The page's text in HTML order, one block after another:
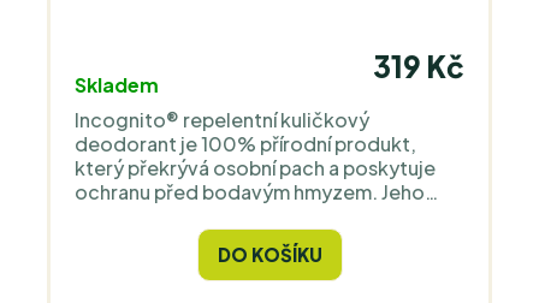
Skladem
319 Kč
Incognito® repelentní kuličkový
deodorant je 100% přírodní produkt,
který překrývá osobní pach a poskytuje
ochranu před bodavým hmyzem. Jeho
příjemnou vůni a je bezpečným pro celou
rodinu včetně malých dětí od 6 měsíců a
pro osoby s citlivou pokožkou.
DO KOŠÍKU